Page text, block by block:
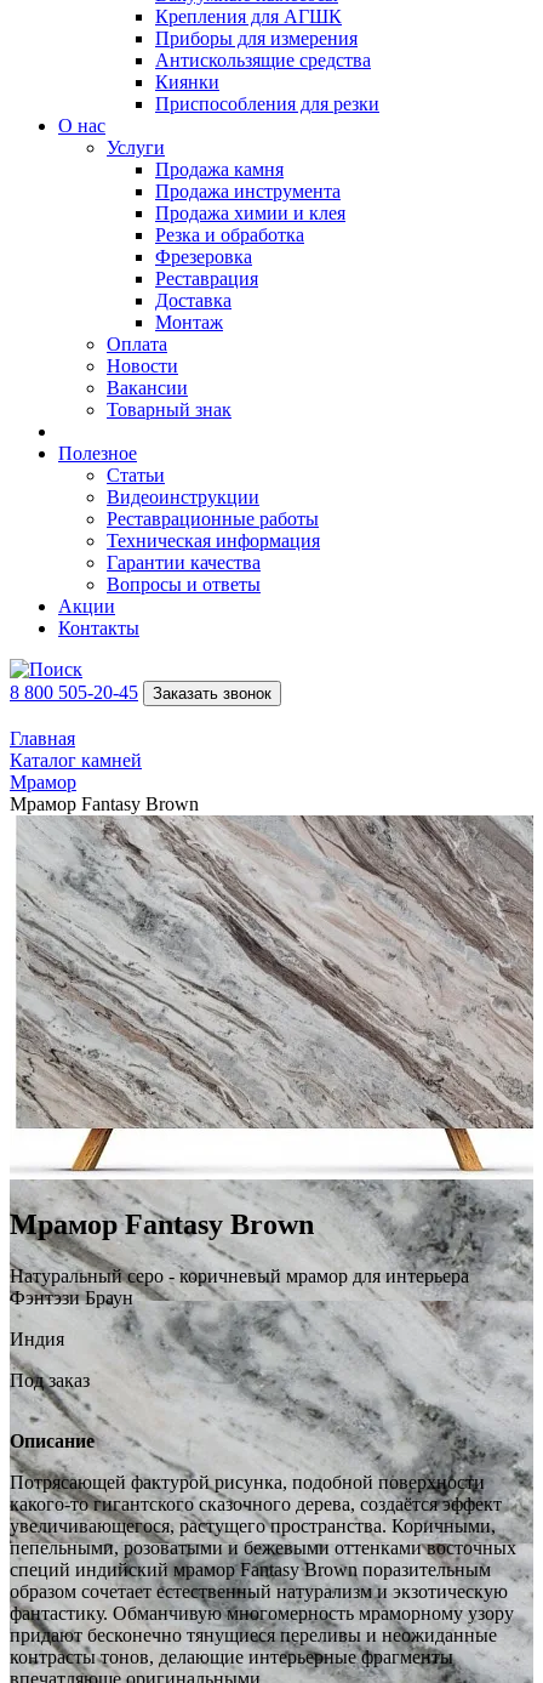
Крепления для АГШК
Приборы для измерения
Антискользящие средства
Киянки
Приспособления для резки
О нас
Услуги
Продажа камня
Продажа инструмента
Продажа химии и клея
Резка и обработка
Фрезеровка
Реставрация
Доставка
Монтаж
Оплата
Новости
Вакансии
Товарный знак
Полезное
Статьи
Видеоинструкции
Реставрационные работы
Техническая информация
Гарантии качества
Вопросы и ответы
Акции
Контакты
8 800 505-20-45 Заказать звонок
Главная
Каталог камней
Мрамор
Мрамор Fantasy Brown
Мрамор Fantasy Brown
Натуральный серо - коричневый мрамор для интерьера
Фэнтэзи Браун
Индия
Под заказ
Описание
Потрясающей фактурой рисунка, подобной поверхности
какого-то гигантского сказочного дерева, создаётся эффект
увеличивающегося, растущего пространства. Коричными,
пепельными, розоватыми и бежевыми оттенками восточных
специй индийский мрамор Fantasy Brown поразительным
образом сочетает естественный натурализм и экзотическую
фантастику. Обманчивую многомерность мраморному узору
придают бесконечно тянущиеся переливы и неожиданные
контрасты тонов, делающие интерьерные фрагменты
впечатляюще оригинальными.